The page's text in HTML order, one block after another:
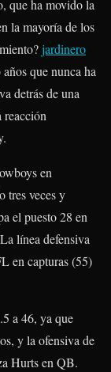
que ha movido la
la mayoría de los
jardinero
que nunca ha
detrás de una
reacción
en
tres veces y
el puesto 28 en
línea defensiva
en capturas (55)
a 46, ya que
y la ofensiva de
Hurts en QB.